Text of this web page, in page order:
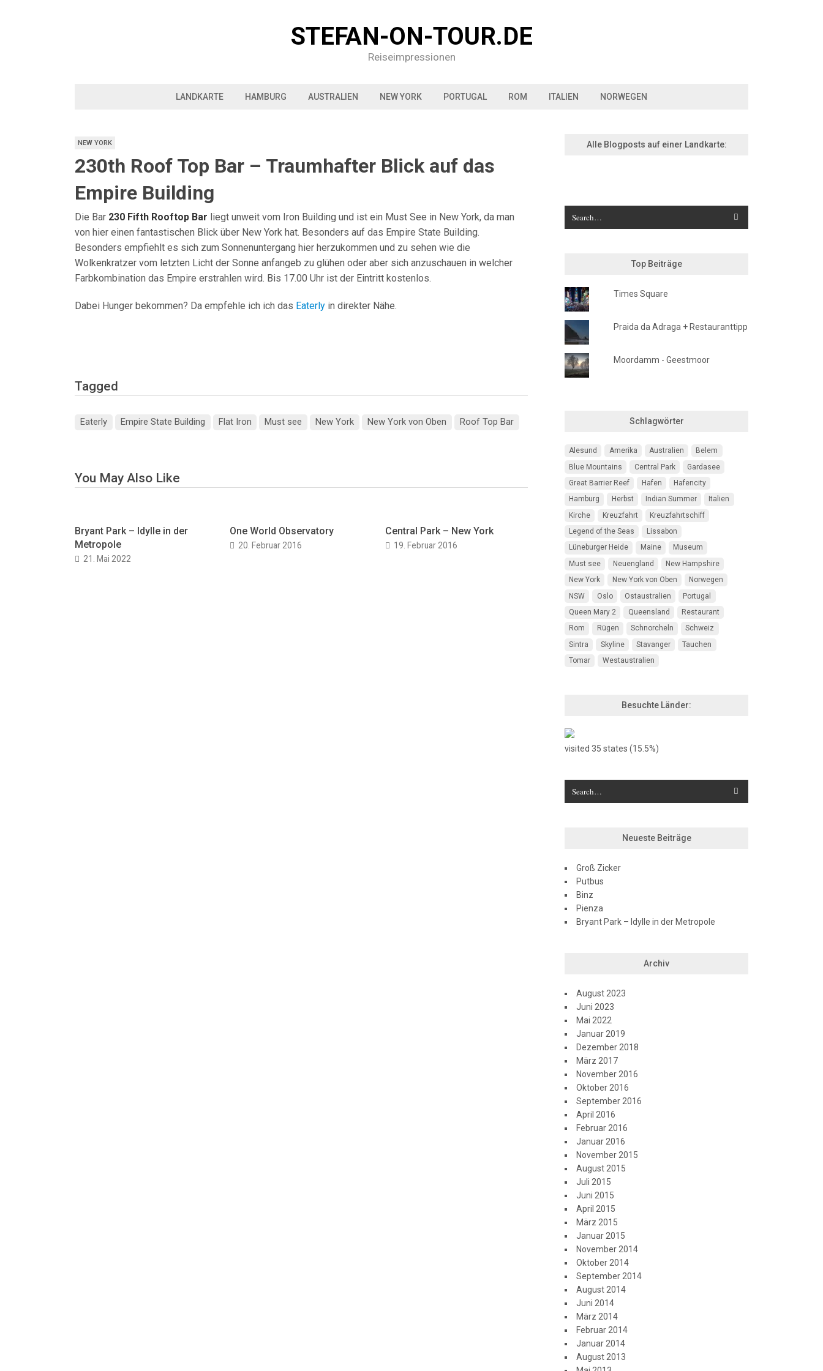
STEFAN-ON-TOUR.DE
Reiseimpressionen
LANDKARTE HAMBURG AUSTRALIEN NEW YORK PORTUGAL ROM ITALIEN NORWEGEN
NEW YORK
230th Roof Top Bar – Traumhafter Blick auf das
Empire Building
Die Bar 230 Fifth Rooftop Bar liegt unweit vom Iron Building und ist ein Must See in New York, da man
von hier einen fantastischen Blick über New York hat. Besonders auf das Empire State Building.
Besonders empfiehlt es sich zum Sonnenuntergang hier herzukommen und zu sehen wie die
Wolkenkratzer vom letzten Licht der Sonne anfangeb zu glühen oder aber sich anzuschauen in welcher
Farbkombination das Empire erstrahlen wird. Bis 17.00 Uhr ist der Eintritt kostenlos.
Dabei Hunger bekommen? Da empfehle ich ich das Eaterly in direkter Nähe.
Tagged
Eaterly Empire State Building Flat Iron Must see New York New York von Oben Roof Top Bar
You May Also Like
Bryant Park – Idylle in der
Metropole
21. Mai 2022
One World Observatory
20. Februar 2016
Central Park – New York
19. Februar 2016
Alle Blogposts auf einer Landkarte:
Top Beiträge
Times Square
Praida da Adraga + Restauranttipp
Moordamm - Geestmoor
Schlagwörter
Alesund Amerika Australien
Belem
Blue Mountains
Central Park
Gardasee
Great Barrier Reef
Hafen
Hafencity
Hamburg
Herbst Indian Summer
Italien
Kirche
Kreuzfahrt
Kreuzfahrtschiff
Legend of the Seas
Lissabon
Lüneburger Heide
Maine
Museum
Must see
Neuengland
New Hampshire
New York
New York von Oben
Norwegen
NSW
Oslo Ostaustralien
Portugal
Queen Mary 2
Queensland
Restaurant
Rom
Rügen Schnorcheln
Schweiz
Sintra
Skyline Stavanger
Tauchen
Tomar
Westaustralien
Besuchte Länder:
visited 35 states (15.5%)
Neueste Beiträge
Groß Zicker
Putbus
Binz
Pienza
Bryant Park – Idylle in der Metropole
Archiv
August 2023
Juni 2023
Mai 2022
Januar 2019
Dezember 2018
März 2017
November 2016
Oktober 2016
September 2016
April 2016
Februar 2016
Januar 2016
November 2015
August 2015
Juli 2015
Juni 2015
April 2015
März 2015
Januar 2015
November 2014
Oktober 2014
September 2014
August 2014
Juni 2014
März 2014
Februar 2014
Januar 2014
August 2013